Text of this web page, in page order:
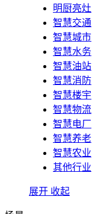
明厨亮灶
智慧交通
智慧城市
智慧水务
智慧油站
智慧消防
智慧楼宇
智慧物流
智慧电厂
智慧养老
智慧农业
其他行业
展开 收起